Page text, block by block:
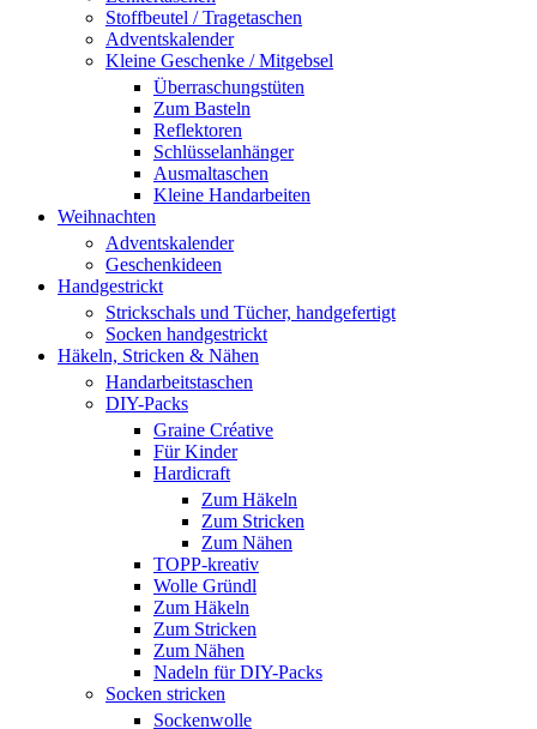
Stoffbeutel / Tragetaschen
Adventskalender
Kleine Geschenke / Mitgebsel
Überraschungstüten
Zum Basteln
Reflektoren
Schlüsselanhänger
Ausmaltaschen
Kleine Handarbeiten
Weihnachten
Adventskalender
Geschenkideen
Handgestrickt
Strickschals und Tücher, handgefertigt
Socken handgestrickt
Häkeln, Stricken & Nähen
Handarbeitstaschen
DIY-Packs
Graine Créative
Für Kinder
Hardicraft
Zum Häkeln
Zum Stricken
Zum Nähen
TOPP-kreativ
Wolle Gründl
Zum Häkeln
Zum Stricken
Zum Nähen
Nadeln für DIY-Packs
Socken stricken
Sockenwolle